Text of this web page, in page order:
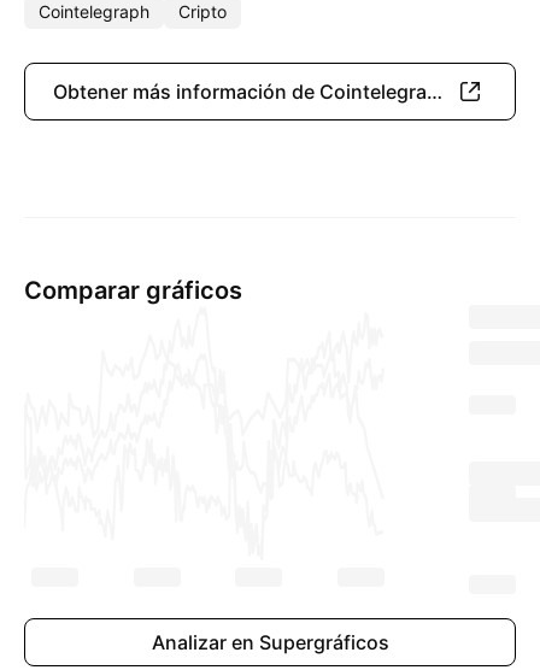
Cointelegraph Cripto
Obtener más información de Cointelegraph
Comparar gráficos
Analizar en Supergráficos